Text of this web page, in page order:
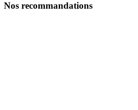
Nos recommandations